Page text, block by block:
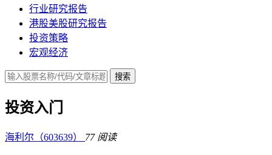
行业研究报告
港股美股研究报告
投资策略
宏观经济
投资入门
海利尔（603639） 77 阅读